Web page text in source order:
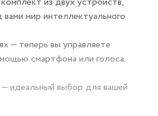
мир интеллектуального
— теперь вы управляете
смартфона или голоса.
идеальный выбор для вашей